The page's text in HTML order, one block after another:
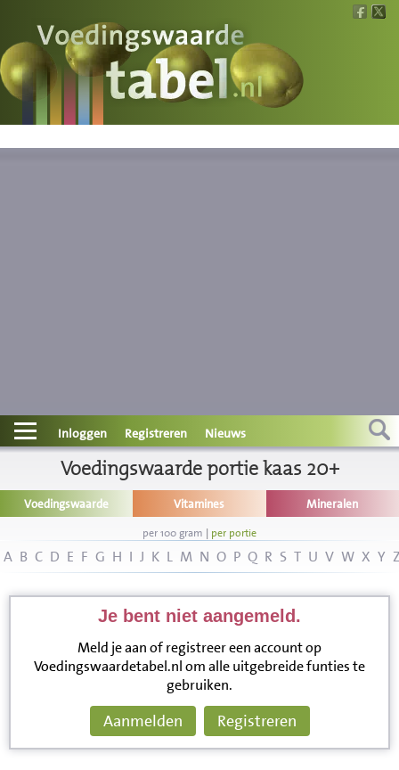
Voedingswaarde
Wat is wat?
Contact
Informatie
Disclaimer
Inloggen Registreren Nieuws
Voedingswaarde portie kaas 20+
Voedingswaarde Vitamines Mineralen
per 100 gram | per portie
A B C D E F G H I J K L M N O P Q R S T U V W X Y
Je bent niet aangemeld.
Meld je aan of registreer een account op
Voedingswaardetabel.nl om alle uitgebreide funties te
gebruiken.
Aanmelden Registreren